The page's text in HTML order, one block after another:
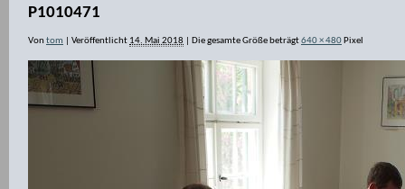
P1010471
Vontom Veröffentlicht 14. Mai 2018 Die gesamte Größe beträgt640 × 480 Pixel